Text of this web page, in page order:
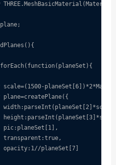
scale=(1500-
plane=createPlane({
pic:planeSet[1],
transparent:true,
planeSet[7]